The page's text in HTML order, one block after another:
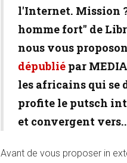
l'Internet. Mission
homme fort" de
nous vous
dépublié par
les africains qui se
profite le putsch
et convergent
Avant de vous proposer in